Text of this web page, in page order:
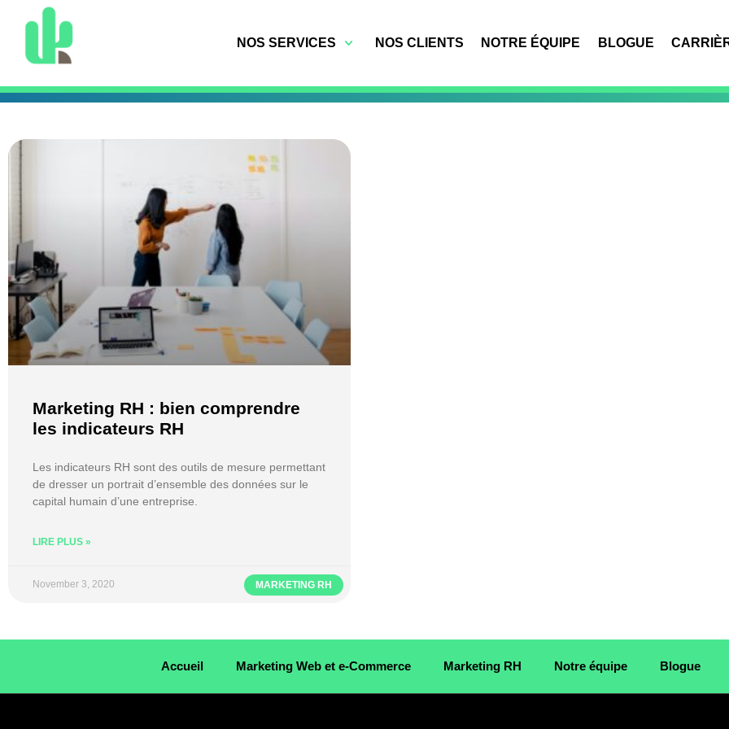
NOS SERVICES NOS CLIENTS NOTRE ÉQUIPE BLOGUE
MARKETING RH
Marketing RH : bien comprendre
les indicateurs RH
Les indicateurs RH sont des outils de mesure permettant
de dresser un portrait d’ensemble des données sur le
capital humain d’une entreprise.
LIRE PLUS »
November 3, 2020
Accueil Marketing Web et e-Commerce Marketing RH Notre équipe Blogue